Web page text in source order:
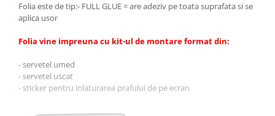
Folia este de tip:- FULL GLUE = are adeziv pe toata suprafata si se
aplica usor
Folia vine impreuna cu kit-ul de montare format din:
- servetel umed
- servetel uscat
- sticker pentru inlaturarea prafului de pe ecran